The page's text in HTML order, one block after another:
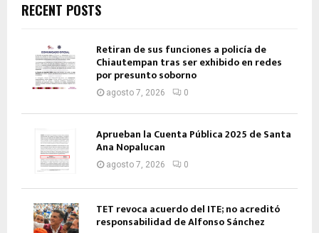
RECENT POSTS
Retiran de sus funciones a policía de
Chiautempan tras ser exhibido en redes
por presunto soborno
agosto 7, 2026 0
Aprueban la Cuenta Pública 2025 de Santa
Ana Nopalucan
agosto 7, 2026 0
TET revoca acuerdo del ITE; no acreditó
responsabilidad de Alfonso Sánchez